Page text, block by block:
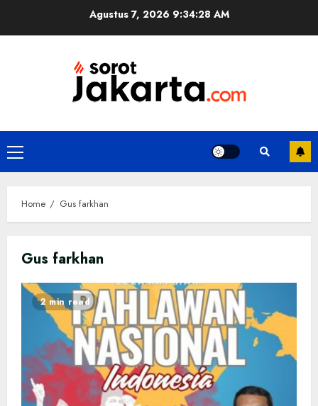
Agustus 7, 2026 9:34:29 AM
Primary
Menu
Home Gus farkhan
Gus farkhan
2 min read